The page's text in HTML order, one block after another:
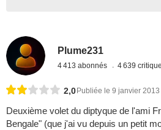
Plume231
4 413 abonnés 4 639
2,0 Publiée le 9 janvier 2013
Deuxième volet du diptyque de l'ami
Bengale" (que j'ai vu depuis un petit